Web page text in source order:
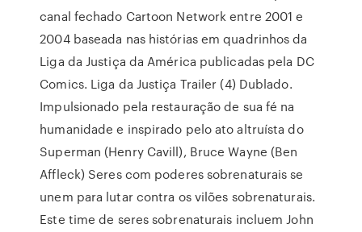
canal fechado Cartoon Network entre 2001 e
2004 baseada nas histórias em quadrinhos da
Liga da Justiça da América publicadas pela DC
Comics. Liga da Justiça Trailer (4) Dublado.
Impulsionado pela restauração de sua fé na
humanidade e inspirado pelo ato altruísta do
Superman (Henry Cavill), Bruce Wayne (Ben
Affleck) Seres com poderes sobrenaturais se
unem para lutar contra os vilões sobrenaturais.
Este time de seres sobrenaturais incluem John